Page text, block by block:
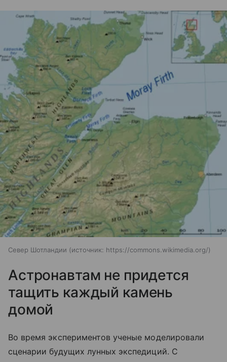
Север Шотландии источник: https://commons.wikimedia.org/
Астронавтам не придется
тащить каждый камень
домой
Во время экспериментов ученые моделировали
сценарии будущих лунных экспедиций. С